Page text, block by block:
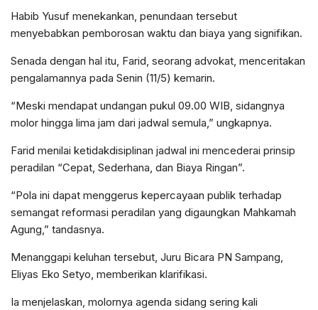
Habib Yusuf menekankan, penundaan tersebut
menyebabkan pemborosan waktu dan biaya yang signifikan.
Senada dengan hal itu, Farid, seorang advokat, menceritakan
pengalamannya pada Senin (11/5) kemarin.
“Meski mendapat undangan pukul 09.00 WIB, sidangnya
molor hingga lima jam dari jadwal semula,” ungkapnya.
Farid menilai ketidakdisiplinan jadwal ini mencederai prinsip
peradilan “Cepat, Sederhana, dan Biaya Ringan”.
“Pola ini dapat menggerus kepercayaan publik terhadap
semangat reformasi peradilan yang digaungkan Mahkamah
Agung,” tandasnya.
Menanggapi keluhan tersebut, Juru Bicara PN Sampang,
Eliyas Eko Setyo, memberikan klarifikasi.
Ia menjelaskan, molornya agenda sidang sering kali